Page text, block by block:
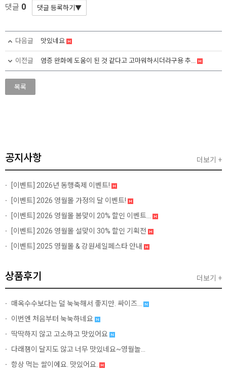
댓글 0
다음글 맛있네요
이전글 염증 완화에 도움이 된 것 같다고 고마워하시더라구용 추...
목록
공지사항
[이벤트] 2026년 동행축제 이벤트!
[이벤트] 2026 영월몰 가정의 달 이벤트!
[이벤트] 2026 영월몰 봄맞이 20% 할인 이벤트...
[이벤트] 2026 영월몰 설맞이 30% 할인 기획전
[이벤트] 2025 영월몰 & 강원세일페스타 안내
더보기 +
상품후기
매옥수수보다는 덜 눅눅해서 좋지만. 싸이즈...
이번엔 처음부터 눅눅하네요
딱딱하지 않고 고소하고 맛있어요
다래잼이 달지도 않고 너무 맛있네요~영월놀...
항상 먹는 쌀이에요. 맛있어요.
더보기 +